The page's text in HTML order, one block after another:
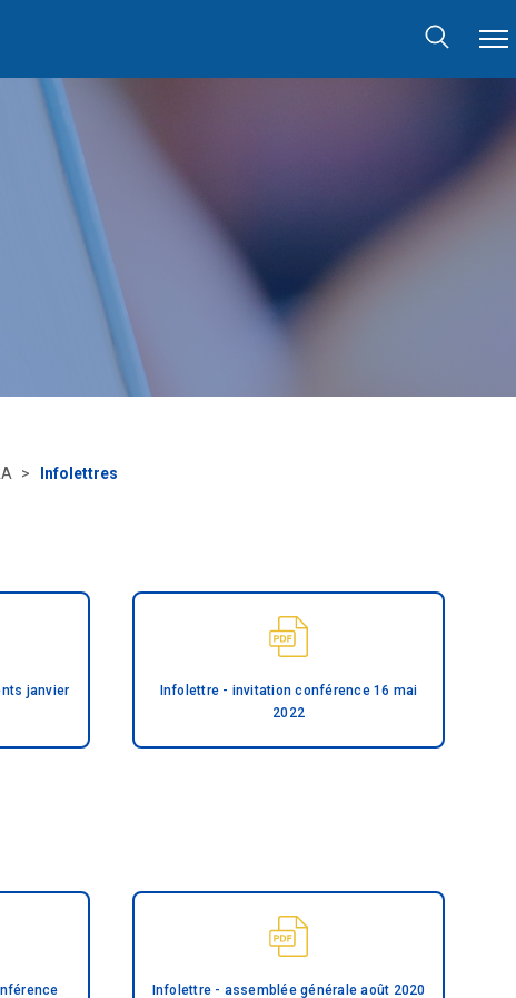
Infolettres
janvier
Infolettre - invitation conférence 16 mai
2022
Infolettre - assemblée générale août 2020